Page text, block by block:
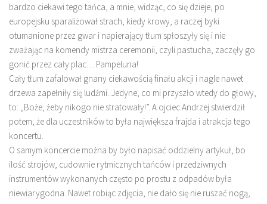
bardzo ciekawi tego tańca, a mnie, widząc, co się dzieje, po
europejsku sparaliżował strach, kiedy krowy, a raczej byki
otumanione przez gwar i napierający tłum spłoszyły się i nie
zważając na komendy mistrza ceremonii, czyli pastucha, zaczęły go
gonić przez cały plac… Pampeluna!
Cały tłum zafalował gnany ciekawością finału akcji i nagle nawet
drzewa zapełniły się ludźmi. Jedyne, co mi przyszło wtedy do głowy,
to: „Boże, żeby nikogo nie stratowały!”. A ojciec Andrzej stwierdził
potem, że dla uczestników to była największa frajda i atrakcja tego
koncertu.
O samym koncercie można by było napisać oddzielny artykuł, bo
ilość strojów, cudownie rytmicznych tańców i przedziwnych
instrumentów wykonanych często po prostu z odpadów była
niewiarygodna. Nawet robiąc zdjęcia, nie dało się nie ruszać nogą,